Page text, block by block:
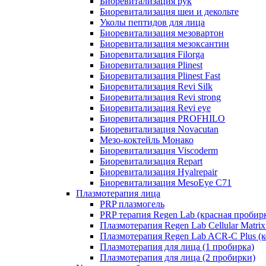
Биоревитализация шеи и декольте
Уколы пептидов для лица
Биоревитализация мезовартон
Биоревитализация мезоксантин
Биоревитализация Filorga
Биоревитализация Plinest
Биоревитализация Plinest Fast
Биоревитализация Revi Silk
Биоревитализация Revi strong
Биоревитализация Revi eye
Биоревитализация PROFHILO
Биоревитализация Novacutan
Мезо-коктейль Монако
Биоревитализация Viscoderm
Биоревитализация Repart
Биоревитализация Hyalrepair
Биоревитализация MesoEye C71
Плазмотерапия лица
PRP плазмогель
PRP терапия Regen Lab (красная
Плазмотерапия Regen Lab Cellular
Плазмотерапия Regen Lab ACR-C Plus
Плазмотерапия для лица (1 пробирка)
Плазмотерапия для лица (2 пробирки)